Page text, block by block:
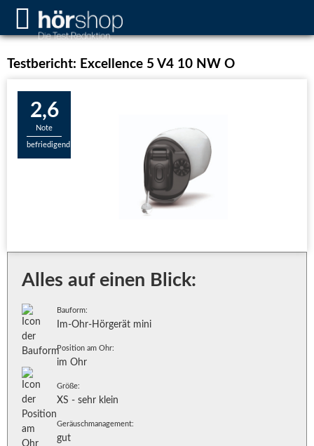
Testbericht: Excellence 5 V4 10 NW O
2,6
Note
befriedigend
Alles auf einen Blick:
Bauform:
Im-Ohr-Hörgerät mini
Position am Ohr:
im Ohr
Größe:
XS - sehr klein
Geräuschmanagement:
gut